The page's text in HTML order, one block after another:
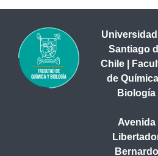
Santiago
Chile |
de
Biología
Avenida
Bernardo